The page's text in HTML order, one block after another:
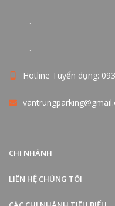
.
.
Hotline Tuyển dụng:
CHI NHÁNH
LIÊN HỆ CHÚNG TÔI